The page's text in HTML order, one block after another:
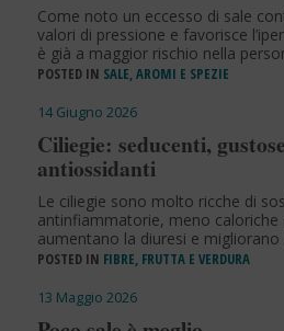
Come noto un eccesso di sale
valori di pressione e favorisce
è già a maggior rischio nella
POSTED IN SALE, AROMI E SPEZIE
14 Giugno 2026
Ciliegie: seducenti,
antiossidanti
Le ciliegie sono molto ricche di
antinfiammatorie, meno caloriche
aumentano la diuresi e
POSTED IN FIBRE, FRUTTA E VERDURA
13 Maggio 2026